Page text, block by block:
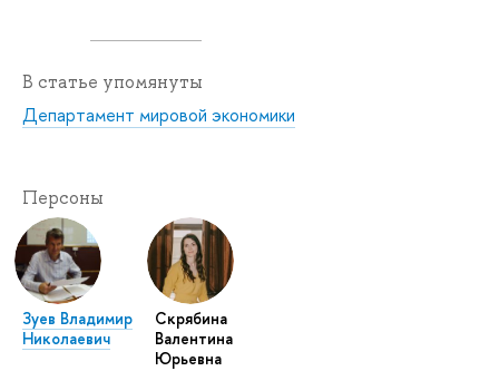
В статье упомянуты
Департамент мировой экономики
Персоны
Зуев Владимир
Николаевич
Скрябина
Валентина
Юрьевна